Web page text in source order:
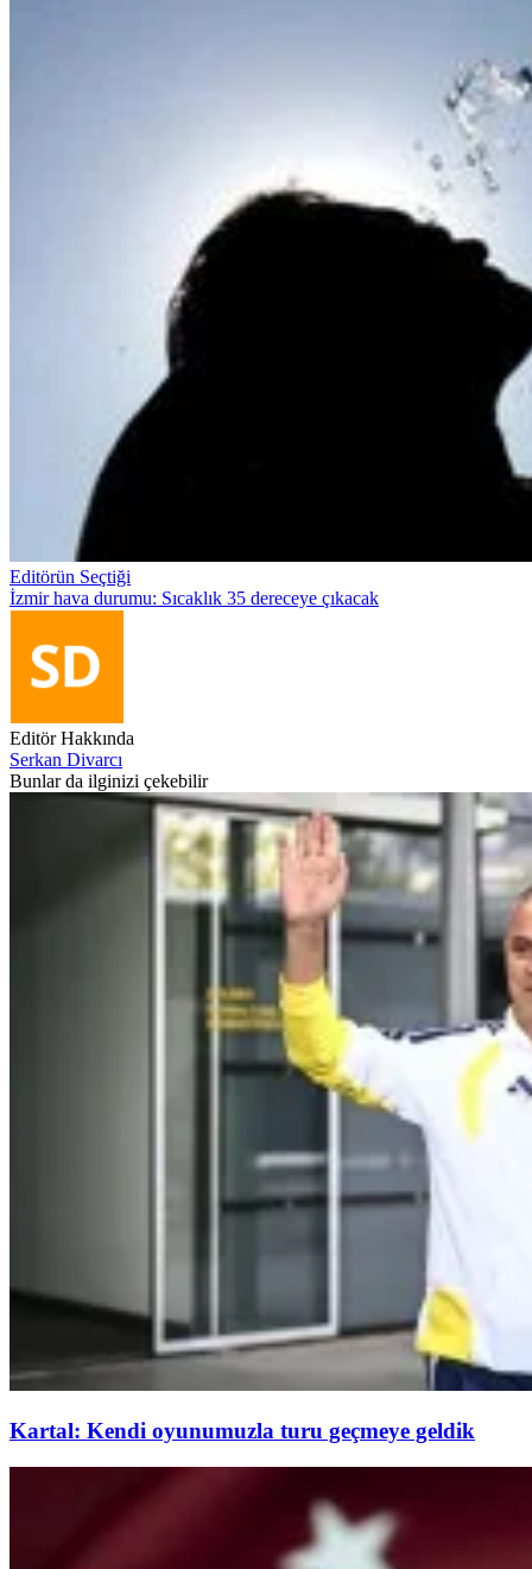
Editörün Seçtiği
İzmir hava durumu: Sıcaklık 35 dereceye çıkacak
Editör Hakkında
Serkan Divarcı
Bunlar da ilginizi çekebilir
Kartal: Kendi oyunumuzla turu geçmeye geldik